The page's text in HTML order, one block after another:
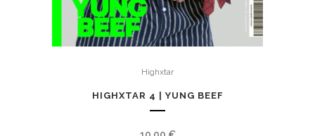
Highxtar
HIGHXTAR 4 | YUNG BEEF